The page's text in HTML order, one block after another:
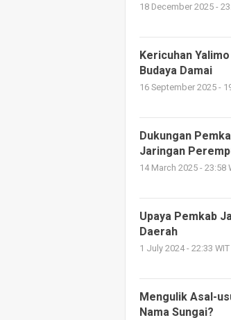
18 December 2025 -
Kericuhan
Budaya Damai
16 September 2025 -
Dukungan
Jaringan
14 March 2025 - 23:58
Upaya Pemkab
Daerah
1 July 2024 - 22:33 WIT
Mengulik Asal-
Nama Sungai?